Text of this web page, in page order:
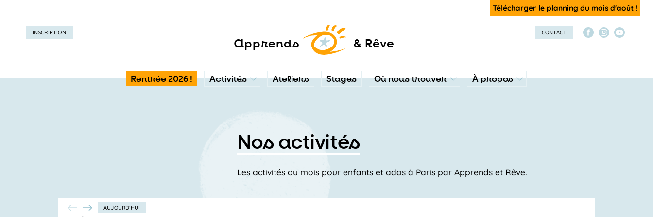
Télécharger le planning du mois d'août !
apprends & Rêve
Rentrée 2026 ! Activités Ateliers Stages Où nous trouver À propos
CONTACT
INSCRIPTION
Nos activités
Les activités du mois pour enfants et ados à Paris par Apprends et Rêve.
AUJOURD’HUI